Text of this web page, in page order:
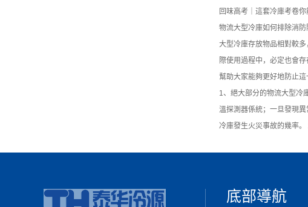
回味高考｜這套冷庫考卷
物流大型冷庫如何排除消
大型冷庫存放物品相對較
際使用過程中，必定也會
幫助大家能夠更好地防止這
1、絕大部分的物流大型冷
溫探測器係統；一旦發現
冷庫發生火災事故的幾率
底部導航